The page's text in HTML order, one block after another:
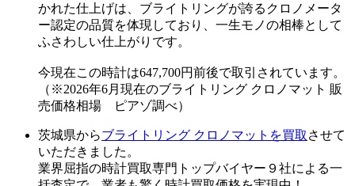
かれた仕上げは、ブライトリングが誇るクロノメータ
ー認定の品質を体現しており、一生モノの相棒として
ふさわしい仕上がりです。
今現在この時計は647,700円前後で取引されています。
（※2026年6月現在のブライトリング クロノマット 販
売価格相場 ピアゾ調べ）
茨城県からブライトリング クロノマットを買取 させて
いただきました。
業界屈指の時計買取専門トップバイヤー９社による一